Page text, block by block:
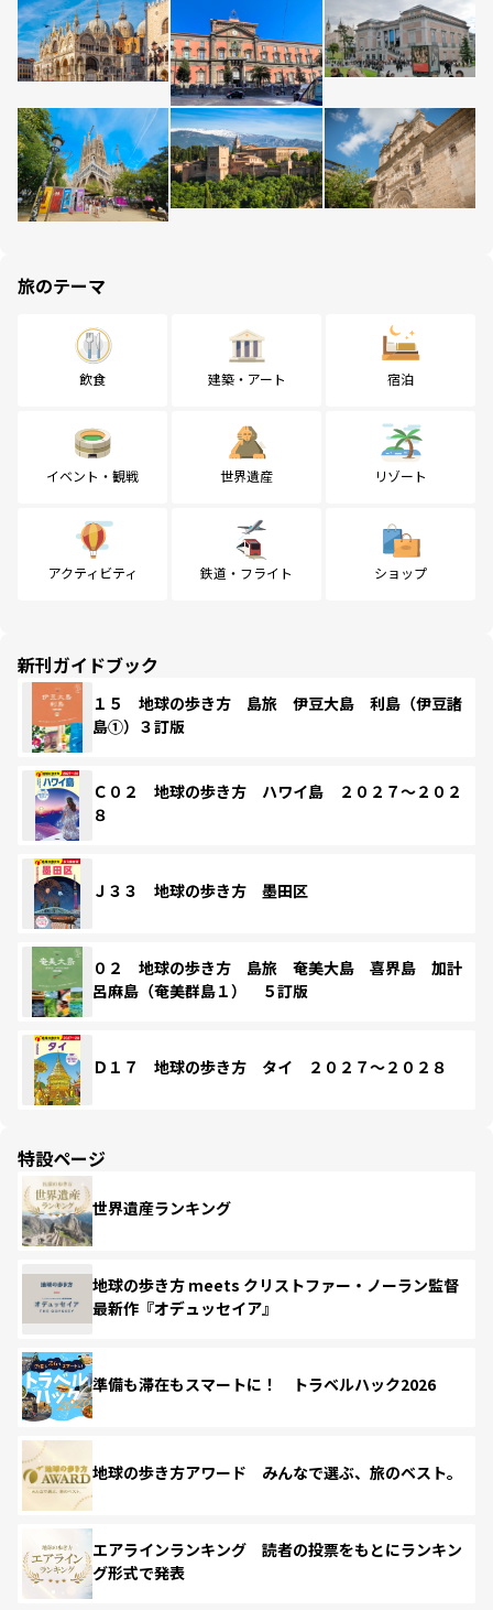
旅のテーマ
飲食 建築・アート 宿泊
イベント・観戦 世界遺産 リゾート
アクティビティ 鉄道・フライト ショップ
新刊ガイドブック
１５ 地球の歩き方 島旅 伊豆大島 利島（伊豆諸
島①）３訂版
Ｃ０２ 地球の歩き方 ハワイ島 ２０２７～２０２
８
Ｊ３３ 地球の歩き方 墨田区
０２ 地球の歩き方 島旅 奄美大島 喜界島 加計
呂麻島（奄美群島１） ５訂版
Ｄ１７ 地球の歩き方 タイ ２０２７～２０２８
特設ページ
世界遺産ランキング
地球の歩き方 meets クリストファー・ノーラン監督
最新作『オデュッセイア』
準備も滞在もスマートに！ トラベルハック2026
地球の歩き方アワード みんなで選ぶ、旅のベスト。
エアラインランキング 読者の投票をもとにランキン
グ形式で発表